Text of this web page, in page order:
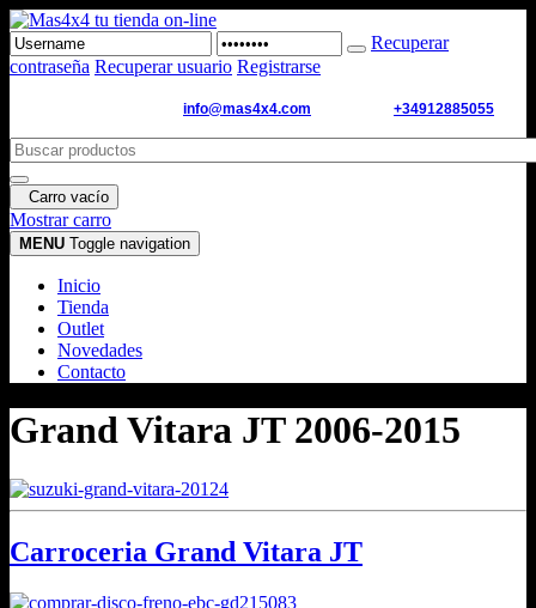
Recuperar
contraseña Recuperar usuario Registrarse
info@mas4x4.com +34912885055
Carro vacío
Mostrar carro
MENU Toggle navigation
Inicio
Tienda
Outlet
Novedades
Contacto
Grand Vitara JT 2006-2015
Carroceria Grand Vitara JT